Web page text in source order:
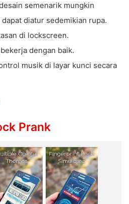
semenarik mungkin
dapat diatur sedemikian rupa.
di lockscreen.
dengan baik.
musik di layar kunci secara
Prank